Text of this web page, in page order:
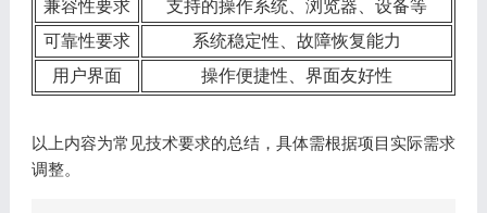
兼容性要求
支持的操作系统、浏览器、设备等
可靠性要求
系统稳定性、故障恢复能力
用户界面
操作便捷性、界面友好性
以上内容为常见技术要求的总结，具体需根据项目实际需求
调整。